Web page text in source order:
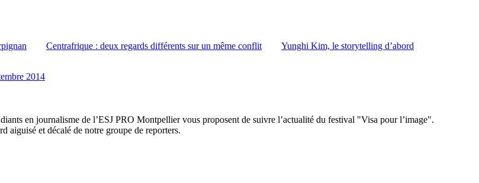
Centrafrique : deux regards différents sur un même conflit
Yunghi Kim, le storytelling d’abord
2014
en journalisme de l’ESJ PRO Montpellier vous proposent de suivre l’actualité du festival "Visa pour l’image".
aiguisé et décalé de notre groupe de reporters.